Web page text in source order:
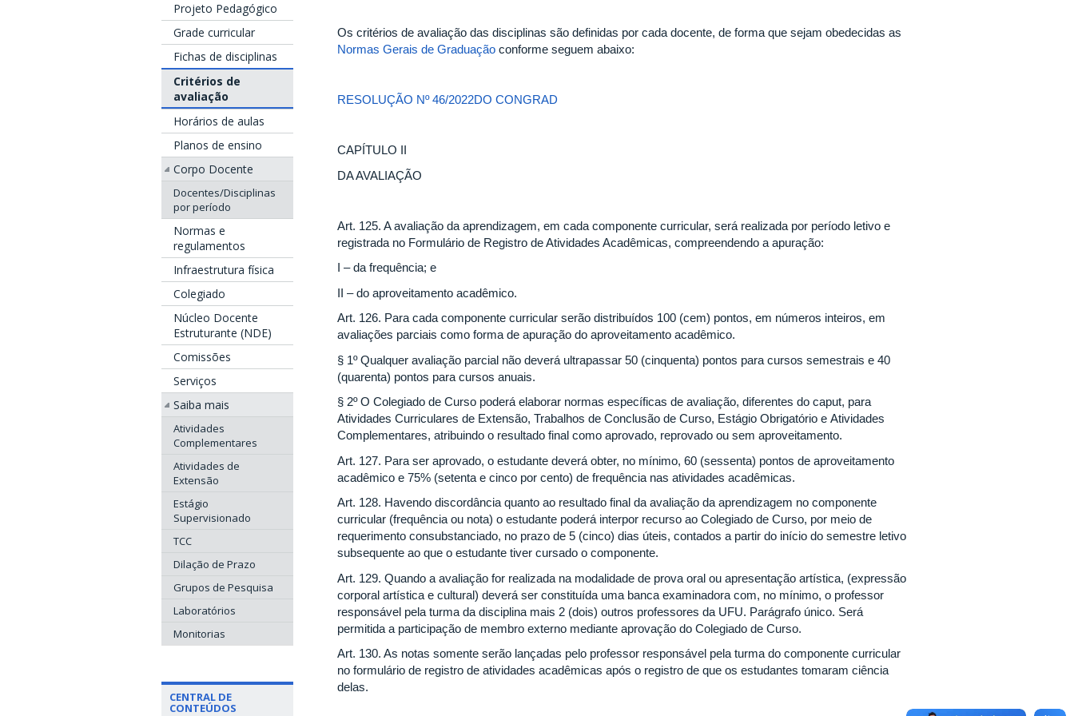
Projeto Pedagógico
Grade curricular
Fichas de disciplinas
Critérios de
avaliação
Horários de aulas
Planos de ensino
Corpo Docente
Docentes/Disciplinas
por período
Normas e
regulamentos
Infraestrutura física
Colegiado
Núcleo Docente
Estruturante (NDE)
Comissões
Serviços
Saiba mais
Atividades
Complementares
Atividades de
Extensão
Estágio
Supervisionado
TCC
Dilação de Prazo
Grupos de Pesquisa
Laboratórios
Monitorias
CENTRAL DE
CONTEÚDOS
Os critérios de avaliação das disciplinas são definidas por cada docente, de forma que sejam obedecidas as
Normas Gerais de Graduação conforme seguem abaixo:
RESOLUÇÃO Nº 46/2022DO CONGRAD
CAPÍTULO II
DA AVALIAÇÃO
Art. 125. A avaliação da aprendizagem, em cada componente curricular, será realizada por período letivo e
registrada no Formulário de Registro de Atividades Acadêmicas, compreendendo a apuração:
I – da frequência; e
II – do aproveitamento acadêmico.
Art. 126. Para cada componente curricular serão distribuídos 100 (cem) pontos, em números inteiros, em
avaliações parciais como forma de apuração do aproveitamento acadêmico.
§ 1º Qualquer avaliação parcial não deverá ultrapassar 50 (cinquenta) pontos para cursos semestrais e 40
(quarenta) pontos para cursos anuais.
§ 2º O Colegiado de Curso poderá elaborar normas específicas de avaliação, diferentes do caput, para
Atividades Curriculares de Extensão, Trabalhos de Conclusão de Curso, Estágio Obrigatório e Atividades
Complementares, atribuindo o resultado final como aprovado, reprovado ou sem aproveitamento.
Art. 127. Para ser aprovado, o estudante deverá obter, no mínimo, 60 (sessenta) pontos de aproveitamento
acadêmico e 75% (setenta e cinco por cento) de frequência nas atividades acadêmicas.
Art. 128. Havendo discordância quanto ao resultado final da avaliação da aprendizagem no componente
curricular (frequência ou nota) o estudante poderá interpor recurso ao Colegiado de Curso, por meio de
requerimento consubstanciado, no prazo de 5 (cinco) dias úteis, contados a partir do início do semestre letivo
subsequente ao que o estudante tiver cursado o componente.
Art. 129. Quando a avaliação for realizada na modalidade de prova oral ou apresentação artística, (expressão
corporal artística e cultural) deverá ser constituída uma banca examinadora com, no mínimo, o professor
responsável pela turma da disciplina mais 2 (dois) outros professores da UFU. Parágrafo único. Será
permitida a participação de membro externo mediante aprovação do Colegiado de Curso.
Art. 130. As notas somente serão lançadas pelo professor responsável pela turma do componente curricular
no formulário de registro de atividades acadêmicas após o registro de que os estudantes tomaram ciência
delas.